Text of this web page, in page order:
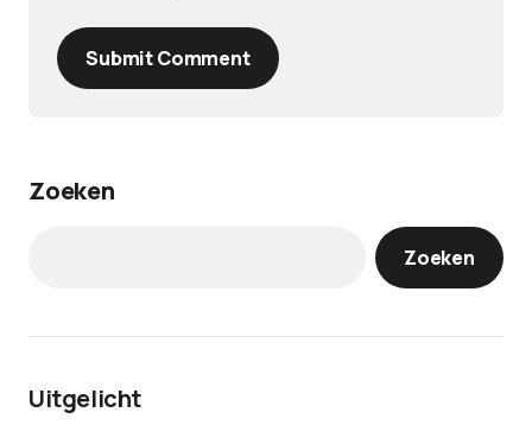
Submit Comment
Zoeken
Zoeken
Uitgelicht